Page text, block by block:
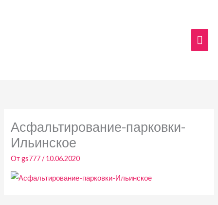
Асфальтирование-парковки-
Ильинское
Отgs777/10.06.2020